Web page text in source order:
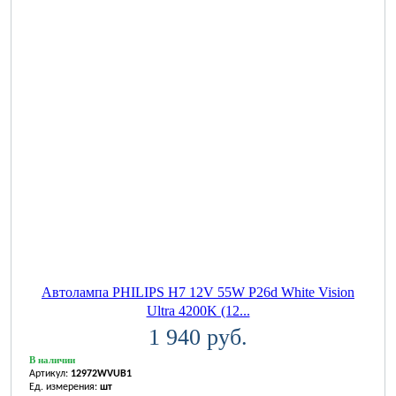
Автолампа PHILIPS H7 12V 55W P26d White Vision
Ultra 4200K (12...
1 940 руб.
В наличии
Артикул: 12972WVUB1
Ед. измерения: шт